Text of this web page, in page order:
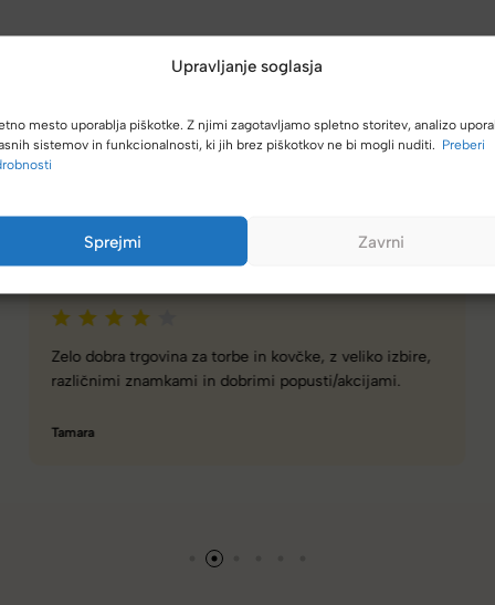
Upravljanje soglasja
mesto uporablja piškotke. Z njimi zagotavljamo spletno storitev, analizo
sistemov in funkcionalnosti, ki jih brez piškotkov ne bi mogli nuditi. Preberi
Sprejmi Zavrni
Kupci nas hvalijo zaradi hitre dostave, poštenih cen in velike izbire.
Spletna ali fizična trgovina z zelo dobro izbiro torbic,
nahrbtnikov, kovčkov in še več.
Hanah